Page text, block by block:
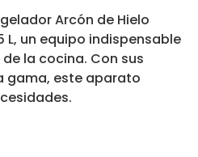
Arcón de Hielo
L, un equipo indispensable
la cocina. Con sus
gama, este aparato